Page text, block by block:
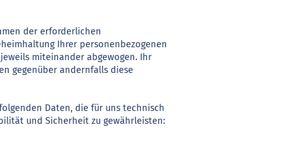
der erforderlichen
Ihrer personenbezogenen
miteinander abgewogen. Ihr
gegenüber andernfalls diese
Daten, die für uns technisch
und Sicherheit zu gewährleisten: